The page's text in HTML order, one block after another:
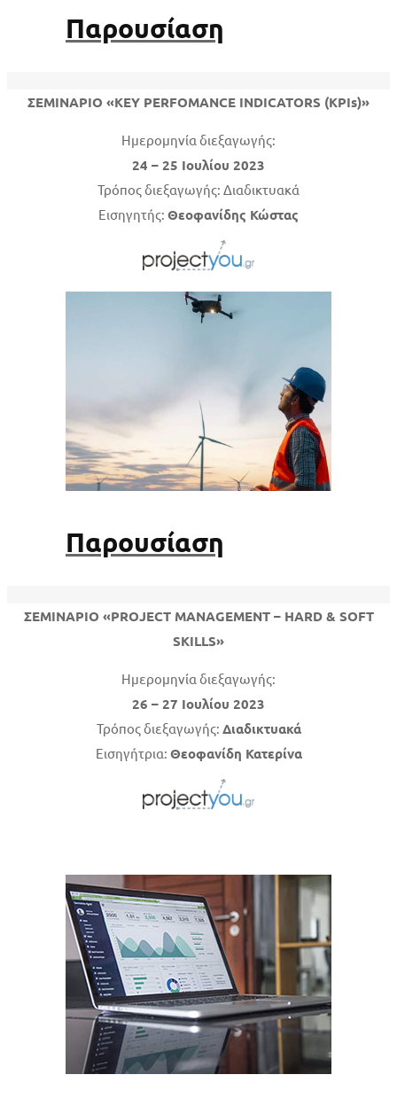
Παρουσίαση
ΣΕΜΙΝΑΡΙΟ «KEY PERFOMANCE INDICATORS (KPIs)»
Ημερομηνία διεξαγωγής:
24 – 25 Ιουλίου 2023
Τρόπος διεξαγωγής: Διαδικτυακά
Εισηγητής: Θεοφανίδης Κώστας
Παρουσίαση
ΣΕΜΙΝΑΡΙΟ «PROJECT MANAGEMENT – HARD & SOFT
SKILLS»
Ημερομηνία διεξαγωγής:
26 – 27 Ιουλίου 2023
Τρόπος διεξαγωγής: Διαδικτυακά
Εισηγήτρια: Θεοφανίδη Κατερίνα